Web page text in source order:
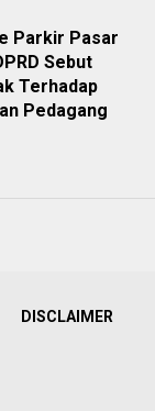
Parkir Pasar
Sebut
Terhadap
Pedagang
DISCLAIMER